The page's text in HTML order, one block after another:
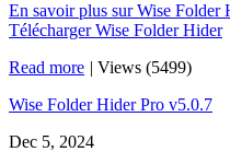
En savoir plus sur Wise Folder
Télécharger Wise Folder Hider
Read more | Views (5499)
Wise Folder Hider Pro v5.0.7
Dec 5, 2024